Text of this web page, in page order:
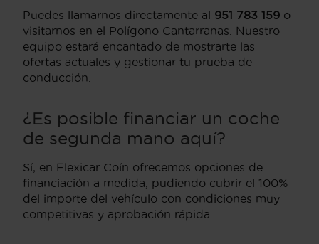
Puedes llamarnos directamente al 951 783 159 o
visitarnos en el Polígono Cantarranas. Nuestro
equipo estará encantado de mostrarte las
ofertas actuales y gestionar tu prueba de
conducción.
¿Es posible financiar un coche
de segunda mano aquí?
Sí, en Flexicar Coín ofrecemos opciones de
financiación a medida, pudiendo cubrir el 100%
del importe del vehículo con condiciones muy
competitivas y aprobación rápida.